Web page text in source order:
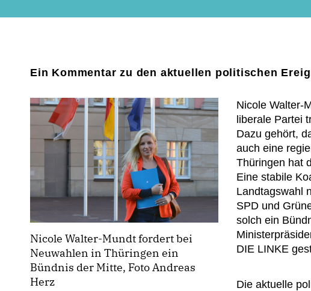
Ein Kommentar zu den aktuellen politischen
Nicole Walter-Mundt fordert bei
Neuwahlen in Thüringen ein
Bündnis der Mitte, Foto Andreas
Herz
Nicole Walter-
liberale Partei
Dazu gehört,
auch eine
Thüringen hat
Eine stabile
Landtagswahl
SPD und
solch ein
DIE LINKE
Die aktuelle